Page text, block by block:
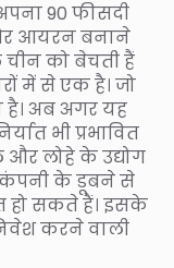
90 फीसदी
आयरन बनाने
को बेचती हैं
में से एक है। जो
है। अब अगर यह
भी प्रभावित
और लोहे के उद्योग
कंपनी के डूबने से
हो सकते हैं। इसके
करने वाली